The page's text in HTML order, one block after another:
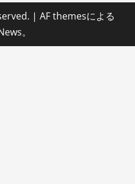
| AF themesによる
。